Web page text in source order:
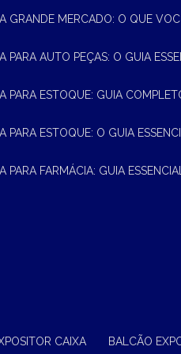
GRANDE MERCADO: O QUE
PARA AUTO PEÇAS: O GUIA
PARA ESTOQUE: GUIA
PARA ESTOQUE: O GUIA
PARA FARMÁCIA: GUIA
CAIXA BALCÃO